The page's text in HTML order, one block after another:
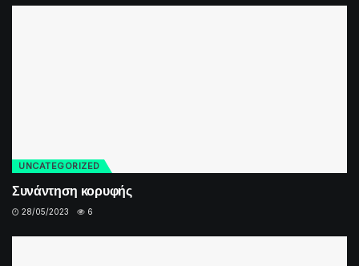
UNCATEGORIZED
Συνάντηση κορυφής
28/05/2023 6